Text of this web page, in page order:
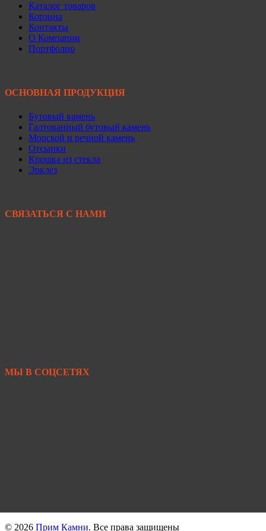
Каталог товаров
Корзина
Контакты
О Компании
Портфолио
ОСНОВНАЯ ПРОДУКЦИЯ
Бутовый камень
Галтованный бутовый камень
Морской и речной камень
Отсыпки
Крошка из стекла
Эрклез
СВЯЗАТЬСЯ С НАМИ
МЫ В СОЦСЕТЯХ
© 2026 Прим Камни. Все права защищены